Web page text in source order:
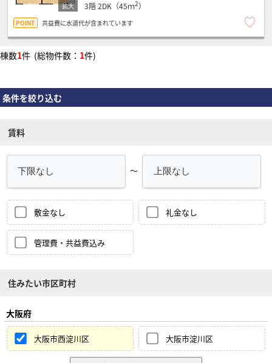
3階2DK（45ｍ2）
共益費に水道代が含まれています
棟数1件 (総物件数： 1件)
条件を絞り込む
賃料
～
敷金なし 礼金なし
管理費・共益費込み
住みたい市区町村
大阪府
大阪市西淀川区 大阪市淀川区